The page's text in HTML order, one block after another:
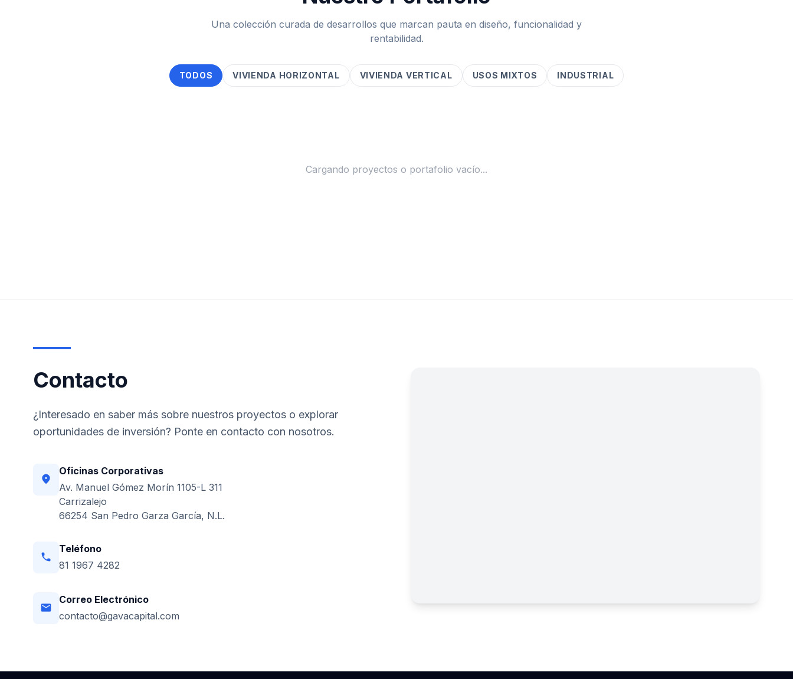
Una colección curada de desarrollos que marcan pauta en diseño, funcionalidad y
rentabilidad.
TODOS VIVIENDA HORIZONTAL VIVIENDA VERTICAL USOS MIXTOS INDUSTRIAL
Cargando proyectos o portafolio vacío...
Contacto
¿Interesado en saber más sobre nuestros proyectos o explorar
oportunidades de inversión? Ponte en contacto con nosotros.
location_on
Oficinas Corporativas
Av. Manuel Gómez Morín 1105-L 311
Carrizalejo
66254 San Pedro Garza García, N.L.
phone
Teléfono
81 1967 4282
email
Correo Electrónico
contacto@gavacapital.com